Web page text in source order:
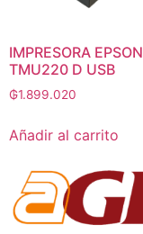
IMPRESORA EPSON
TMU220 D USB
₲1.899.020
Añadir al carrito